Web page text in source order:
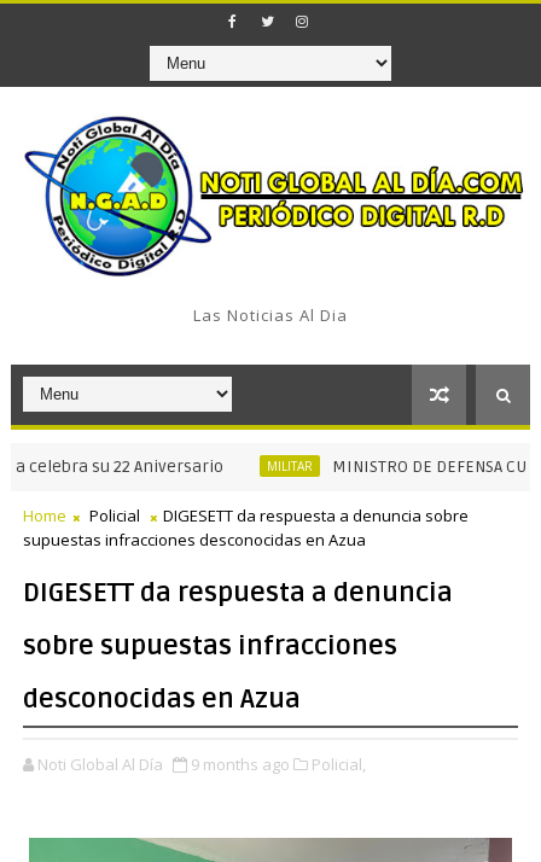
Las Noticias Al Dia
su 22 Aniversario MILITAR MINISTRO DE DEFENSA CULMINA
Home Policial
DIGESETT da respuesta a denuncia sobre
supuestas infracciones desconocidas en Azua
DIGESETT da respuesta a denuncia
sobre supuestas infracciones
desconocidas en Azua
Noti Global Al Día 9 months ago Policial,